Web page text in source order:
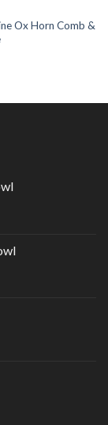
Ox Horn Comb &